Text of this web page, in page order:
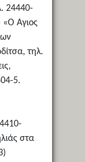
24440-
«Ο Άγιος
τηλ.
5.
στα